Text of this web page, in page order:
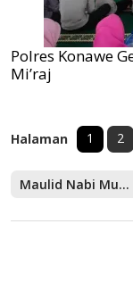
Polres Konawe
Mi’raj
Halaman 1 2
Maulid Nabi Muhammad SAW